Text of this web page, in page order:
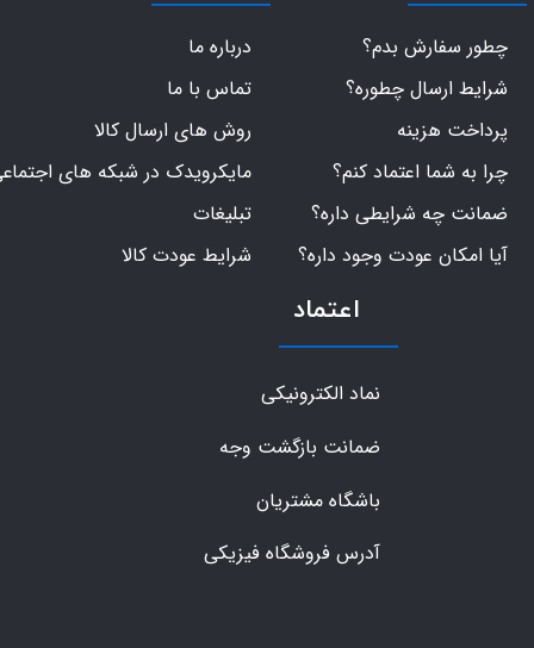
چطور سفارش بدم؟
شرایط ارسال چطوره؟
پرداخت هزینه
چرا به شما اعتماد کنم؟
ضمانت چه شرایطی داره؟
آیا امکان عودت وجود داره؟
اعتماد
نماد الکترونیکی
ضمانت بازگشت وجه
باشگاه مشتریان
آدرس فروشگاه فیزیکی
درباره ما
تماس با ما
روش های ارسال کالا
مایکرویدک در شبکه های
تبلیغات
شرایط عودت کالا